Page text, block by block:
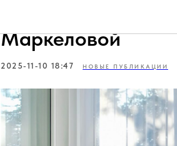
Реющая
Маркеловой
2025-11-10 18:47 НОВЫЕ ПУБЛИКАЦИИ